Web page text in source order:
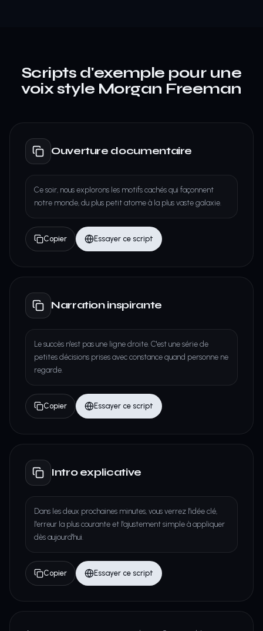
Scripts d'exemple pour une
voix style Morgan Freeman
Ouverture documentaire
Ce soir, nous explorons les motifs cachés qui façonnent
notre monde, du plus petit atome à la plus vaste galaxie.
Copier Essayer ce script
Narration inspirante
Le succès n'est pas une ligne droite. C'est une série de
petites décisions prises avec constance quand personne ne
regarde.
Copier Essayer ce script
Intro explicative
Dans les deux prochaines minutes, vous verrez l'idée clé,
l'erreur la plus courante et l'ajustement simple à appliquer
dès aujourd'hui.
Copier Essayer ce script